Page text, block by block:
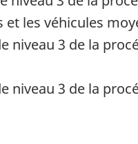
les véhicules
3 de la
3 de la